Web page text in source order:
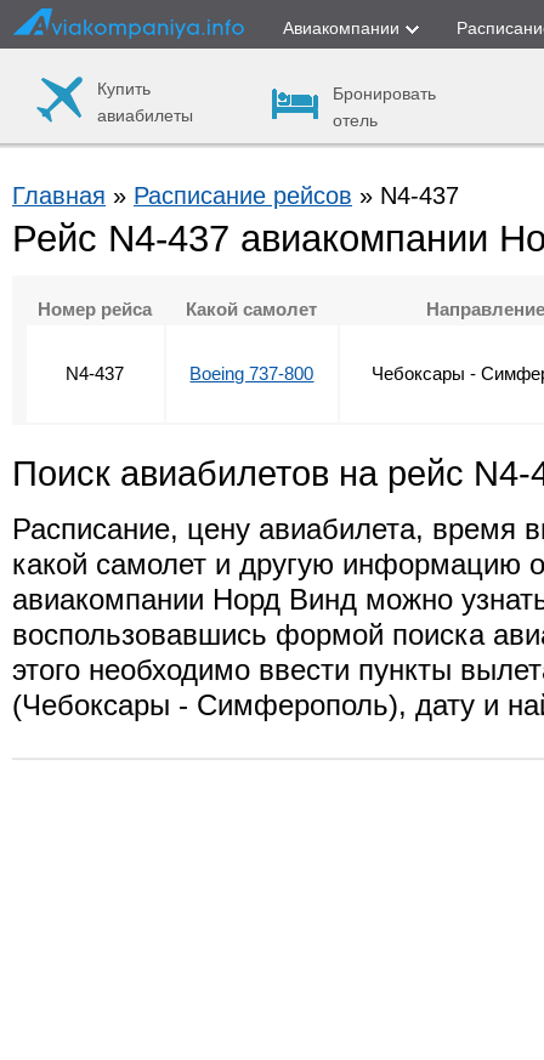
Авиакомпании
Купить
авиабилеты
Бронировать
отель
Главная » Расписание рейсов » N4-437
Рейс N4-437 авиакомпании
Номер рейса Какой самолет Направление
N4-437 Boeing 737-800 Чебоксары -
Поиск авиабилетов на рейс N4-
Расписание, цену авиабилета, время
какой самолет и другую информацию
авиакомпании Норд Винд можно
воспользовавшись формой поиска
этого необходимо ввести пункты
(Чебоксары - Симферополь), дату и